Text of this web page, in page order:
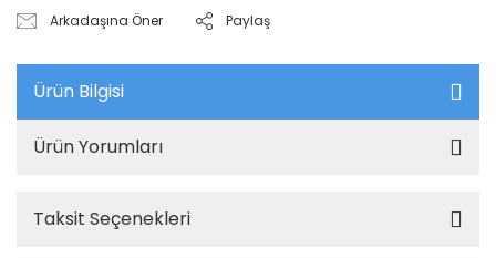
Arkadaşına Öner Paylaş
Ürün Bilgisi
Ürün Yorumları
Taksit Seçenekleri